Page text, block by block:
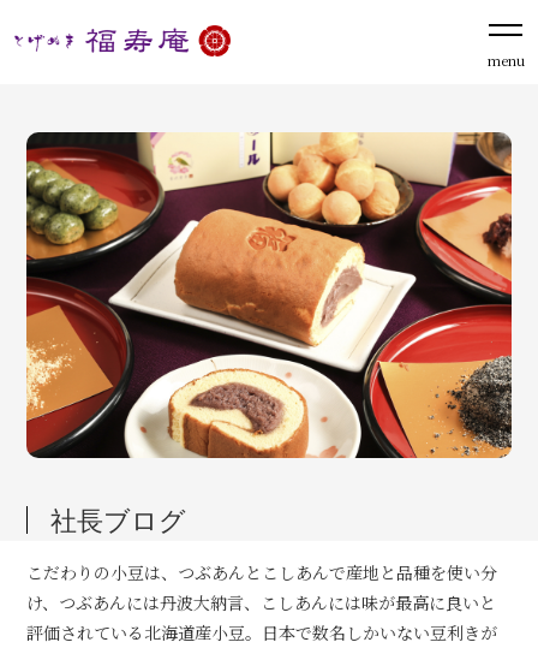
menu
社長ブログ
こだわりの小豆は、つぶあんとこしあんで産地と品種を使い分
け、つぶあんには丹波大納言、こしあんには味が最高に良いと
評価されている北海道産小豆。日本で数名しかいない豆利きが